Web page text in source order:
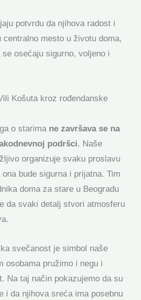
potvrdu da njihova radost i
centralno mesto u životu doma,
osećaju sigurno, voljeno i
Košuta kroz rođendanske
o starima ne završava se na
podršci. Naše
organizuje svaku proslavu
bude sigurna i prijatna. Tim
doma za stare u Beogradu
da svaki detalj stvori atmosferu
svečanost je simbol naše
osobama pružimo i negu i
Na taj način pokazujemo da su
i da njihova sreća ima posebnu